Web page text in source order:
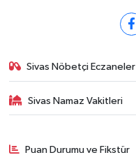
Sivas Nöbetçi Eczaneler
Sivas Namaz Vakitleri
Puan Durumu ve Fikstür